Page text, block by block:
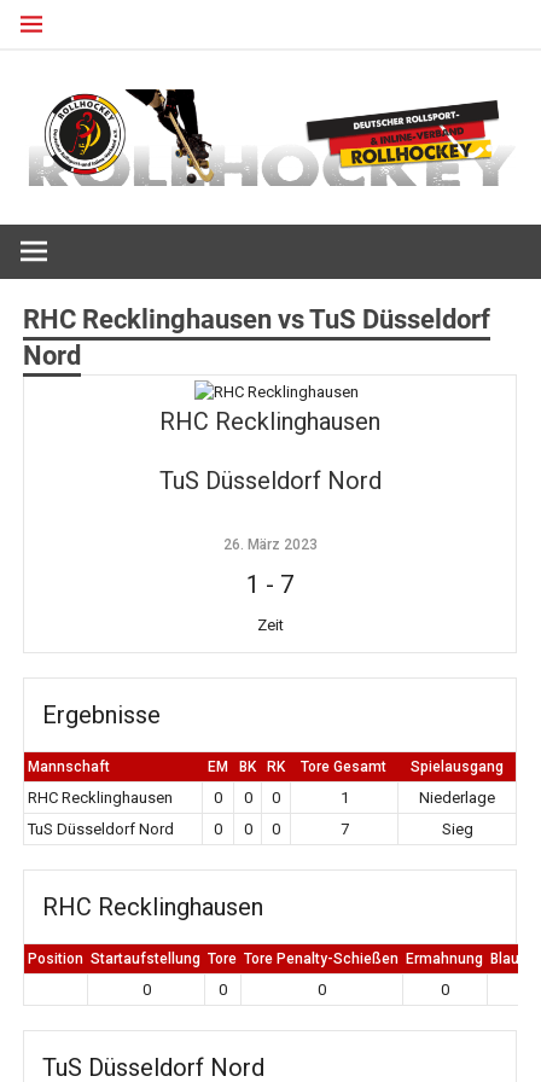
Zum
RHC Recklinghausen vs TuS Düsseldorf
Nord
RHC Recklinghausen
TuS Düsseldorf Nord
26. März 2023
1 - 7
Zeit
Ergebnisse
Mannschaft EM BK RK Tore Gesamt Spielausgang
RHC Recklinghausen 0 0 0 1
Niederlage
TuS Düsseldorf Nord
0 0 0 7 Sieg
RHC Recklinghausen
Position Startaufstellung Tore Tore Penalty-Schießen Ermahnung Blaue
0 0 0 0
TuS Düsseldorf Nord